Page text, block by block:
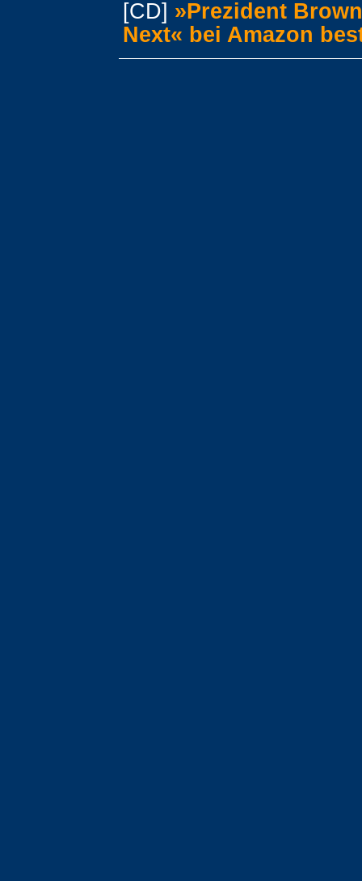
[CD] »Prezident
Next« bei Amazon